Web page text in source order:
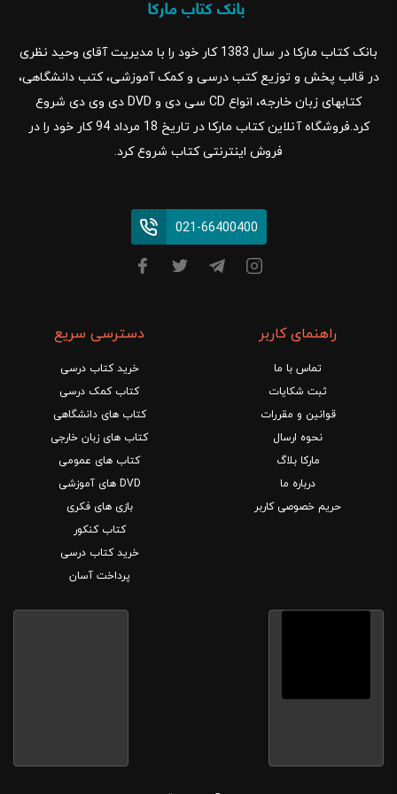
بانک کتاب مارکا در سال 1383 کار خود را با مدیریت آقای وحید نظری
در قالب پخش و توزیع کتب درسی و کمک آموزشی، کتب دانشگاهی،
کتابهای زبان خارجه، انواع CD سی دی و DVD دی وی دی شروع
کرد.فروشگاه آنلاین کتاب مارکا در تاریخ 18 مرداد 94 کار خود را در
فروش اینترنتی کتاب شروع کرد.
021-66400400
راهنمای کاربر
تماس با ما
ثبت شکایات
قوانین و مقررات
نحوه ارسال
مارکا بلاگ
درباره ما
حریم خصوصی کاربر
دسترسی سریع
خرید کتاب درسی
کتاب کمک درسی
کتاب های دانشگاهی
کتاب های زبان خارجی
کتاب های عمومی
DVD های آموزشی
بازی های فکری
کتاب کنکور
خرید کتاب درسی
پرداخت آسان